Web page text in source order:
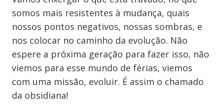
somos mais resistentes à mudança, quais
nossos pontos negativos, nossas sombras, e
nos colocar no caminho da evolução. Não
espere a próxima geração para fazer isso, não
viemos para esse mundo de férias, viemos
com uma missão, evoluir. É assim o chamado
da obsidiana!